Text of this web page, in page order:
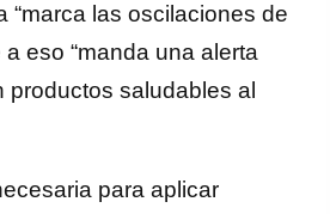
“marca las oscilaciones de
eso “manda una alerta
saludables al
para aplicar